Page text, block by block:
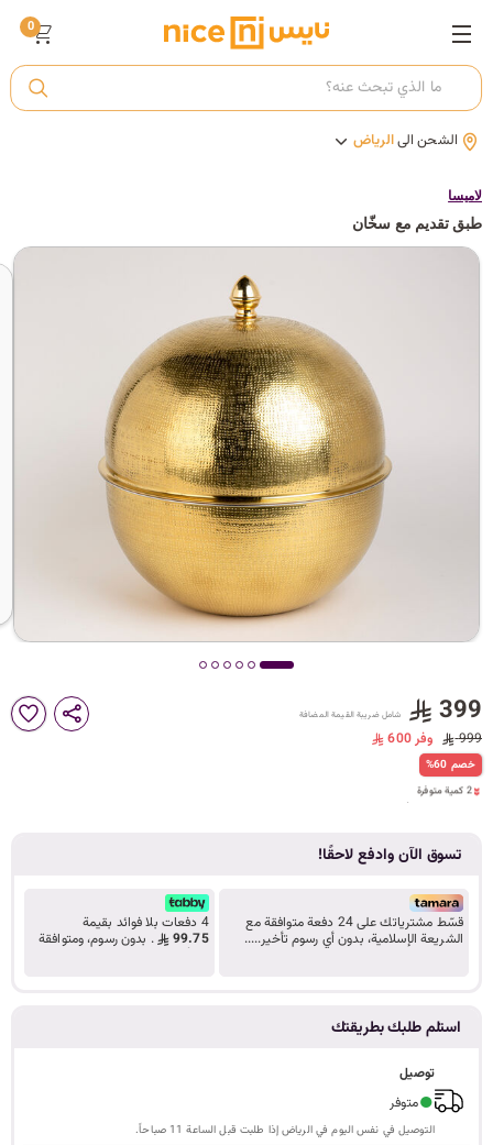
أ الشحن الىالرياض
0
لاميسا
طبق تقديم مع سخّان
399 شامل ضريبة القيمة المضافة
999 وفر 600
%60 خصم
2 كمية متوفرة
2 مشاهدة مؤخراً
2 كمية متوفرة
تسوق الآن وادفع لاحقًا!
قسّط مشترياتك على 24 دفعة متوافقة مع
الشريعة الإسلامية، بدون أي رسوم تأخير.....
4 دفعات بلا فوائد بقيمة
99.75
. بدون رسوم، ومتوافقة
استلم طلبك بطريقتك
توصيل
●متوفر
التوصيل في نفس اليوم في الرياض إذا طلبت قبل الساعة 11 صباحاً.